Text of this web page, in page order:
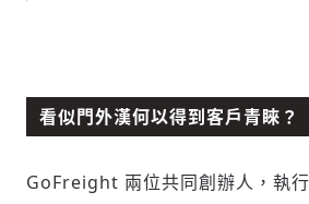
看似門外漢何以得到客戶青睞？
GoFreight 兩位共同創辦人，執